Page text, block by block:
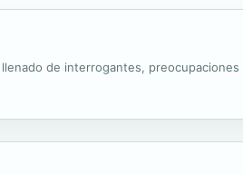
de interrogantes, preocupaciones